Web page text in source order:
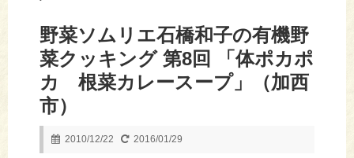
野菜ソムリエ石橋和子の有機野
菜クッキング 第8回 「体ポカポ
カ 根菜カレースープ」（加西
市）
2010/12/22 2016/01/29